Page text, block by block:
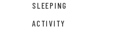
SLEEPING
ACTIVITY